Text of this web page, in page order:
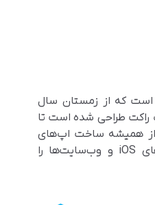
که از زمستان سال
راکت طراحی شده است تا
همیشه ساخت اپ‌های
بومی اندروید، وب اپلیکیشن‌های iOS و وب‌سایت‌ها را